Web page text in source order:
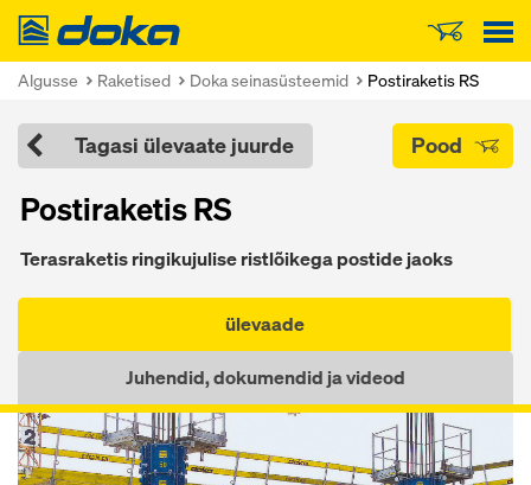
Doka
Algusse Raketised Doka seinasüsteemid Postiraketis RS
Tagasi ülevaate juurde Pood
Postiraketis RS
Terasraketis ringikujulise ristlõikega postide jaoks
ülevaade
Juhendid, dokumendid ja videod